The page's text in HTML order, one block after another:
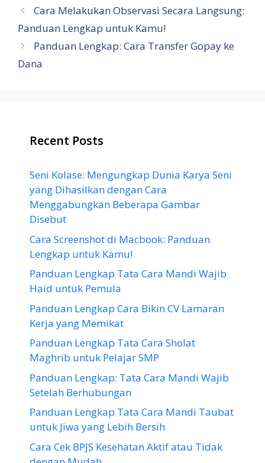
Cara Melakukan Observasi Secara Langsung:
Panduan Lengkap untuk Kamu!
Panduan Lengkap: Cara Transfer Gopay ke
Dana
Recent Posts
Seni Kolase: Mengungkap Dunia Karya Seni
yang Dihasilkan dengan Cara
Menggabungkan Beberapa Gambar
Disebut
Cara Screenshot di Macbook: Panduan
Lengkap untuk Kamu!
Panduan Lengkap Tata Cara Mandi Wajib
Haid untuk Pemula
Panduan Lengkap Cara Bikin CV Lamaran
Kerja yang Memikat
Panduan Lengkap Tata Cara Sholat
Maghrib untuk Pelajar SMP
Panduan Lengkap: Tata Cara Mandi Wajib
Setelah Berhubungan
Panduan Lengkap Tata Cara Mandi Taubat
untuk Jiwa yang Lebih Bersih
Cara Cek BPJS Kesehatan Aktif atau Tidak